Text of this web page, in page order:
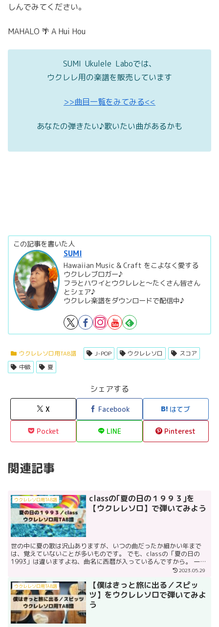
しんでみてください。
MAHALO 🌴 A Hui Hou
SUMI Ukulele Laboでは、
ウクレレ用の楽譜を販売しています
>>曲目一覧をみてみる<<
あなたの弾きたい♪歌いたい曲があるかも
この記事を書いた人
SUMI
Hawaiian Music & Craft をこよなく愛する
ウクレレブロガー♪
フラとハワイとウクレレと～たくさん皆さん
とシェア♪
ウクレレ楽譜をダウンロードで配信中♪
ウクレレソロ用TAB譜 J-POP ウクレレソロ
スコア
中級
夏
シェアする
X Facebook はてブ
Pocket LINE Pinterest
関連記事
ウクレレソロ用TAB譜
classの｢夏の日の１９９３｣を
【ウクレレソロ】で弾いてみよう
世の中に夏の歌は沢山ありますが、いつの曲だったか細かい年まで
は、覚えていないことが多いものです。 でも、classの「夏の日の
1993」は違いますよね、曲名に西暦が入っているんですから。 一応
2023.05.29
ウクレレソロ用TAB譜
【僕はきっと旅に出る／スピッ
ツ】をウクレレソロで弾いてみよ
う